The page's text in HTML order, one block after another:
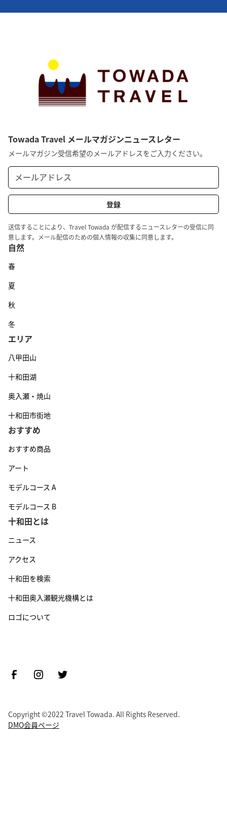
Towada Travel メールマガジンニュースレター
メールマガジン受信希望のメールアドレスをご入力ください。
送信することにより、Travel Towada が配信するニュースレターの受信に同
意します。メール配信のための個人情報の収集に同意します。
自然
春
夏
秋
冬
エリア
八甲田山
十和田湖
奥入瀬・焼山
十和田市街地
おすすめ
おすすめ商品
アート
モデルコース A
モデルコース B
十和田とは
ニュース
アクセス
十和田を検索
十和田奥入瀬観光機構とは
ロゴについて
Copyright ©2022 Travel Towada. All Rights Reserved.
DMO会員ページ